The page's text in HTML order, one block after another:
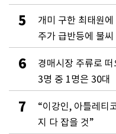
5
개미 구한 최태원
주가 급반등에 불씨
6
경매시장 주류로
3명 중 1명은 30대
7
“이강인, 아틀레티
지 다 잡을 것”